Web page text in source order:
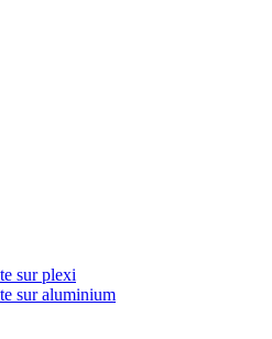
sur plexi
sur aluminium